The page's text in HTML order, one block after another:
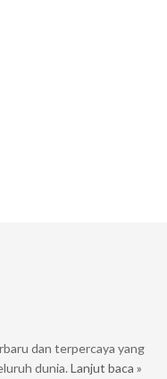
dan terpercaya yang
dunia. Lanjut baca »